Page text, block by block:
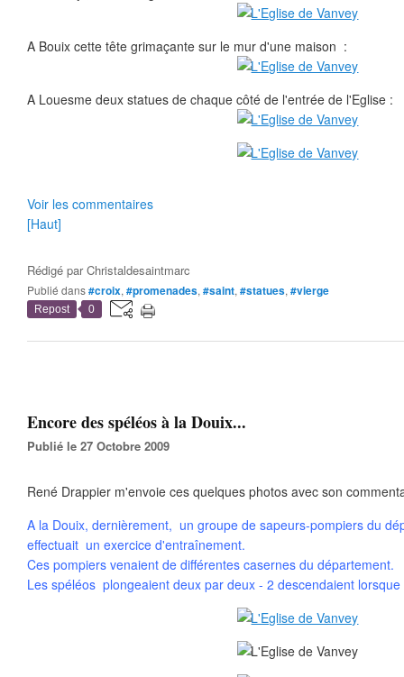
A Bouix cette tête grimaçante sur le mur d'une maison :
A Louesme deux statues de chaque côté de l'entrée de l'Eglise :
Voir les commentaires
[Haut]
Rédigé parChristaldesaintmarc
Publié dans#croix, #promenades, #saint, #statues, #vierge
Repost 0
Encore des spéléos à la Douix...
Publié le 27 Octobre 2009
René Drappier m'envoie ces quelques photos avec son
A la Douix, dernièrement, un groupe de sapeurs-pompiers du
effectuait un exercice d'entraînement.
Ces pompiers venaient de différentes casernes du département.
Les spéléos plongeaient deux par deux - 2 descendaient